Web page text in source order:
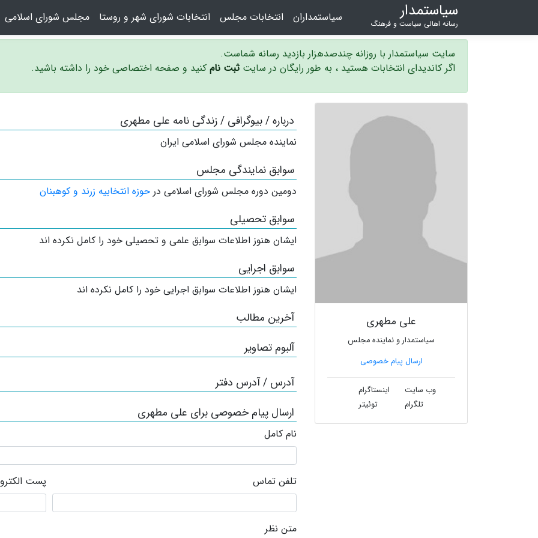
سیاستمدار
رسانه اهالی سیاست و فرهنگ سیاستمداران انتخابات مجلس انتخابات شورای شهر و روستا مجلس شورای اسلامی
سایت سیاستمدار با روزانه چندصدهزار بازدید رسانه شماست.
اگر کاندیدای انتخابات هستید ، به طور رایگان در سایت ثبت نام کنید و صفحه اختصاصی خود را داشته باشید.
علی مطهری
سیاستمدار و نماینده مجلس
ارسال پیام خصوصی
وب سایت
اینستاگرام
تلگرام
توئیتر
درباره / بیوگرافی / زندگی نامه علی مطهری
نماینده مجلس شورای اسلامی ایران
سوابق نمایندگی مجلس
دومین دوره مجلس شورای اسلامی در حوزه انتخابیه زرند و کوهبنان
سوابق تحصیلی
ایشان هنوز اطلاعات سوابق علمی و تحصیلی خود را کامل نکرده اند
سوابق اجرایی
ایشان هنوز اطلاعات سوابق اجرایی خود را کامل نکرده اند
آخرین مطالب
آلبوم تصاویر
آدرس / آدرس دفتر
ارسال پیام خصوصی برای علی مطهری
نام کامل
تلفن تماس پست
متن نظر